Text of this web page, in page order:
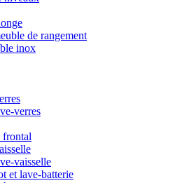
de rangement
inox
verres
frontal
vaisselle
et lave-batterie